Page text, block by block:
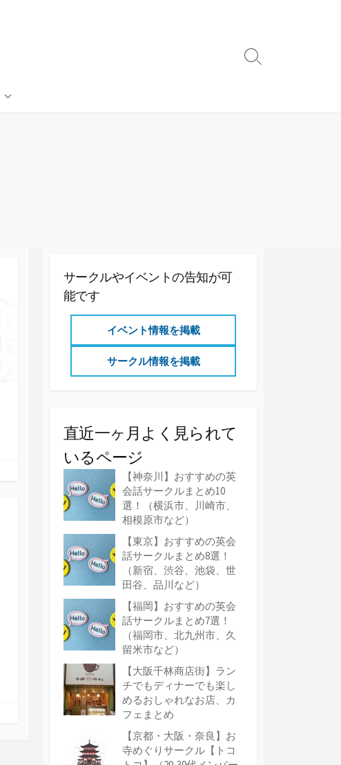
検
サークルやイベントの告知が可
能です
イベント情報を掲載
サークル情報を掲載
直近一ヶ月よく見られて
いるページ
【神奈川】おすすめの英
会話サークルまとめ10
選！（横浜市、川崎市、
相模原市など）
【東京】おすすめの英会
話サークルまとめ8選！
（新宿、渋谷、池袋、世
田谷、品川など）
【福岡】おすすめの英会
話サークルまとめ7選！
（福岡市、北九州市、久
留米市など）
【大阪千林商店街】ラン
チでもディナーでも楽し
めるおしゃれなお店、カ
フェまとめ
【京都・大阪・奈良】お
寺めぐりサークル【トコ